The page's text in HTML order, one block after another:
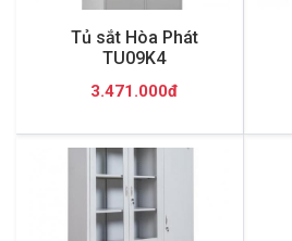
Tủ sắt Hòa Phát
TU09K4
3.471.000đ